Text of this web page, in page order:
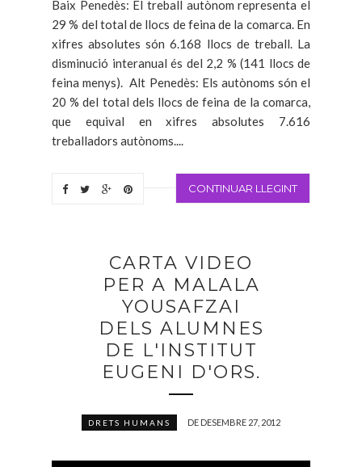
Baix Penedès: El treball autònom representa el
29 % del total de llocs de feina de la comarca. En
xifres absolutes són 6.168 llocs de treball. La
disminució interanual és del 2,2 % (141 llocs de
feina menys). Alt Penedès: Els autònoms són el
20 % del total dels llocs de feina de la comarca,
que equival en xifres absolutes 7.616
treballadors autònoms....
CONTINUAR LLEGINT
CARTA VIDEO
PER A MALALA
YOUSAFZAI
DELS ALUMNES
DE L'INSTITUT
EUGENI D'ORS.
DRETS HUMANS DE DESEMBRE 27, 2012